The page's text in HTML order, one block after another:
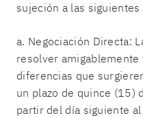
sujeción a las siguientes
a. Negociación Directa:
resolver amigablemente
diferencias que
un plazo de quince (15)
partir del día siguiente